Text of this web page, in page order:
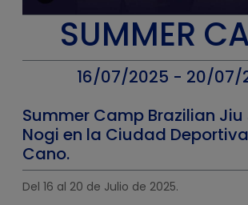
SUMMER
16/07/2025 - 20/07/
Summer Camp Brazilian
Nogi en la Ciudad
Cano.
Del 16 al 20 de Julio de 2025.